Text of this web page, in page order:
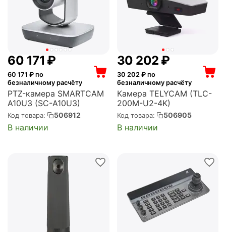
60 171 ₽
60 171 ₽ по
безналичному расчёту
PTZ-камера SMARTCAM
A10U3 (SC-A10U3)
Код товара: 506912
В наличии
30 202 ₽
30 202 ₽ по
безналичному расчёту
Камера TELYCAM (TLC-
200M-U2-4K)
Код товара: 506905
В наличии